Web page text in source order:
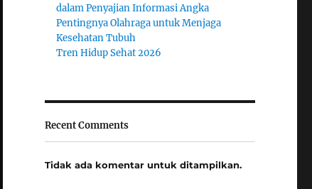
dalam Penyajian Informasi Angka
Pentingnya Olahraga untuk Menjaga
Kesehatan Tubuh
Tren Hidup Sehat 2026
Recent Comments
Tidak ada komentar untuk ditampilkan.